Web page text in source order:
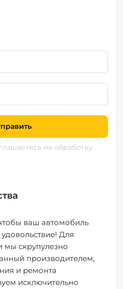
на обработку
ваш автомобиль
Для
мы скрупулезно
производителем,
и ремонта
исключительно